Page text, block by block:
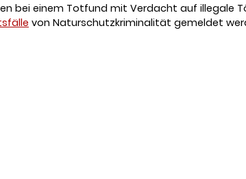
bei einem Totfund mit Verdacht auf illegale
von Naturschutzkriminalität gemeldet